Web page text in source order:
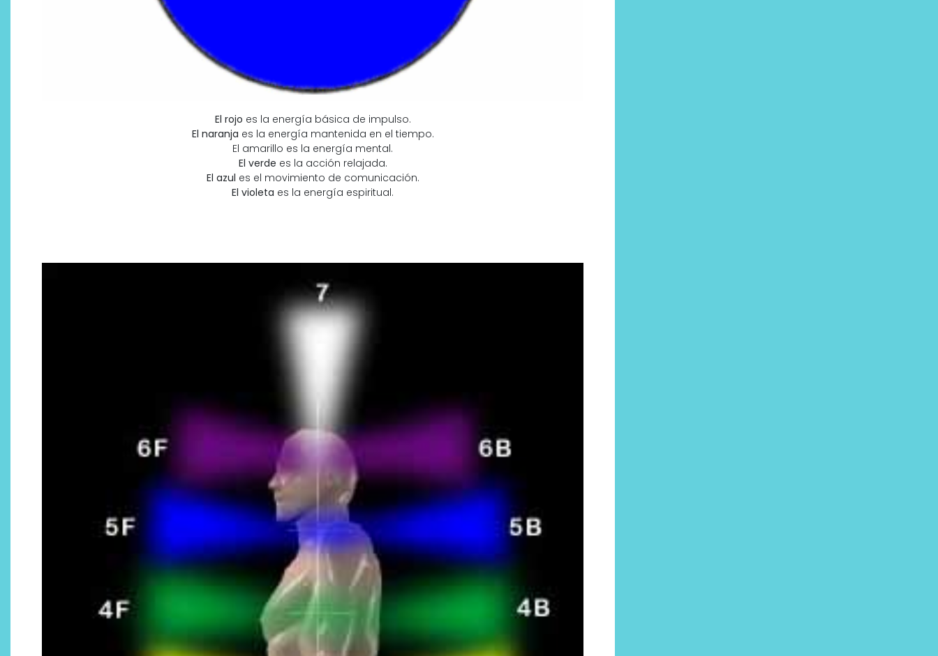
El rojo es la energía básica de impulso.
El naranja es la energía mantenida en el tiempo.
El amarillo es la energía mental.
El verde es la acción relajada.
El azul es el movimiento de comunicación.
El violeta es la energía espiritual.